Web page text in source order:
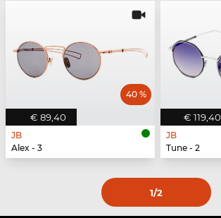
€ 89,40
40 %
JB
Alex - 3
€ 119,40
JB
Tune - 2
1/2